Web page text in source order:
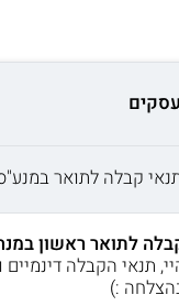
קבלה לתואר
לתואר ראשון
תנאי הקבלה
:)